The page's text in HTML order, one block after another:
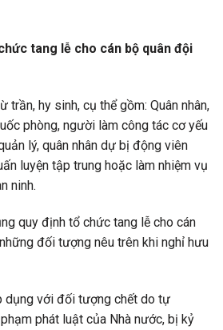
tang lễ cho cán bộ quân đội
trần, hy sinh, cụ thể gồm: Quân nhân,
phòng, người làm công tác cơ yếu
lý, quân nhân dự bị động viên
luyện tập trung hoặc làm nhiệm vụ
ninh.
quy định tổ chức tang lễ cho cán
đối tượng nêu trên khi nghỉ hưu
dụng với đối tượng chết do tự
phát luật của Nhà nước, bị kỷ